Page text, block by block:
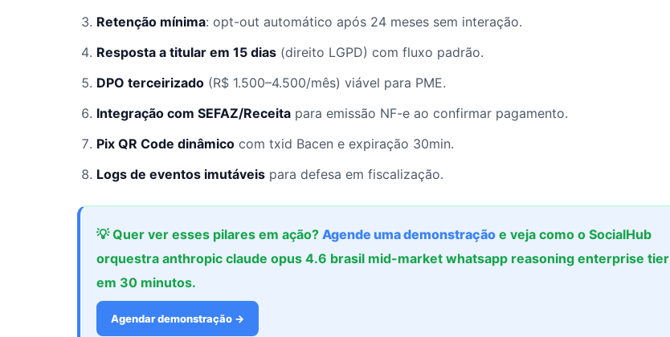
Retenção mínima: opt-out automático após 24 meses sem interação.
Resposta a titular em 15 dias (direito LGPD) com fluxo padrão.
DPO terceirizado (R$ 1.500–4.500/mês) viável para PME.
Integração com SEFAZ/Receita para emissão NF-e ao confirmar pagamento.
Pix QR Code dinâmico com txid Bacen e expiração 30min.
Logs de eventos imutáveis para defesa em fiscalização.
💡 Quer ver esses pilares em ação? Agende uma demonstração e veja como o SocialHub
orquestra anthropic claude opus 4.6 brasil mid-market whatsapp reasoning enterprise tier
em 30 minutos.
Agendar demonstração →